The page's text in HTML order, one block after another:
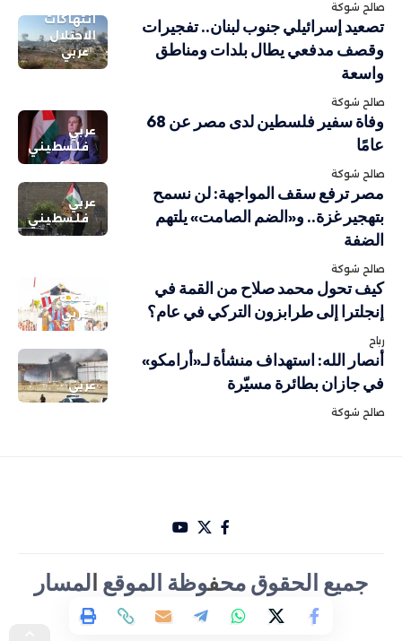
صالح شوكة
انتهاكات
الاحتلال
عربي
تصعيد إسرائيلي جنوب لبنان.. تفجيرات
وقصف مدفعي يطال بلدات ومناطق
واسعة
صالح شوكة
عربي
فلسطيني
وفاة سفير فلسطين لدى مصر عن 68
عامًا
صالح شوكة
عربي
فلسطيني
مصر ترفع سقف المواجهة: لن نسمح
بتهجير غزة.. و«الضم الصامت» يلتهم
الضفة
صالح شوكة
رياضة
عربي
كيف تحول محمد صلاح من القمة في
إنجلترا إلى طرابزون التركي في عام؟
رباح
عربي
أنصار الله: استهداف منشأة لـ«أرامكو»
في جازان بطائرة مسيّرة
صالح شوكة
جميع الحقوق محفوظة الموقع المسار
الأخباري تصميم Hakam